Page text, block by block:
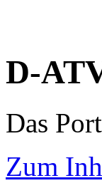
D-
Das
Zum